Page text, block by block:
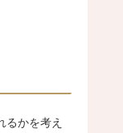
るかを考え